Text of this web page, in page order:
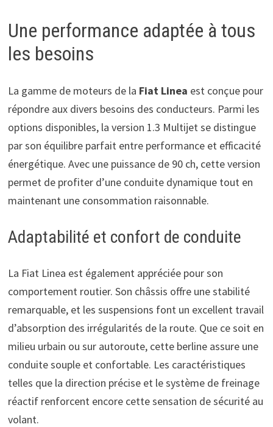
Une performance adaptée à tous
les besoins
La gamme de moteurs de la Fiat Linea est conçue pour
répondre aux divers besoins des conducteurs. Parmi les
options disponibles, la version 1.3 Multijet se distingue
par son équilibre parfait entre performance et efficacité
énergétique. Avec une puissance de 90 ch, cette version
permet de profiter d’une conduite dynamique tout en
maintenant une consommation raisonnable.
Adaptabilité et confort de conduite
La Fiat Linea est également appréciée pour son
comportement routier. Son châssis offre une stabilité
remarquable, et les suspensions font un excellent travail
d’absorption des irrégularités de la route. Que ce soit en
milieu urbain ou sur autoroute, cette berline assure une
conduite souple et confortable. Les caractéristiques
telles que la direction précise et le système de freinage
réactif renforcent encore cette sensation de sécurité au
volant.